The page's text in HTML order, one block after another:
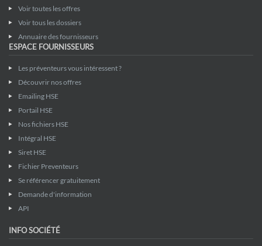
Voir toutes les offres
Voir tous les dossiers
Annuaire des fournisseurs
ESPACE FOURNISSEURS
Les préventeurs vous intéressent ?
Découvrir nos offres
Emailing HSE
Portail HSE
Nos fichiers HSE
Intégral HSE
Siret HSE
Fichier Preventeurs
Se référencer gratuitement
Demande d'information
API
INFO SOCIÉTÉ